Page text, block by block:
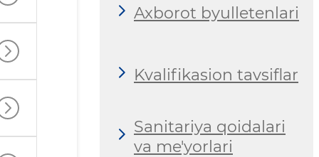
Axborot byulletenlari
Kvalifikasion tavsiflar
Sanitariya qoidalari
va me'yorlari